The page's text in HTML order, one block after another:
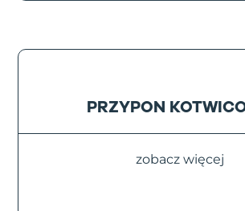
PRZYPON
zobacz więcej